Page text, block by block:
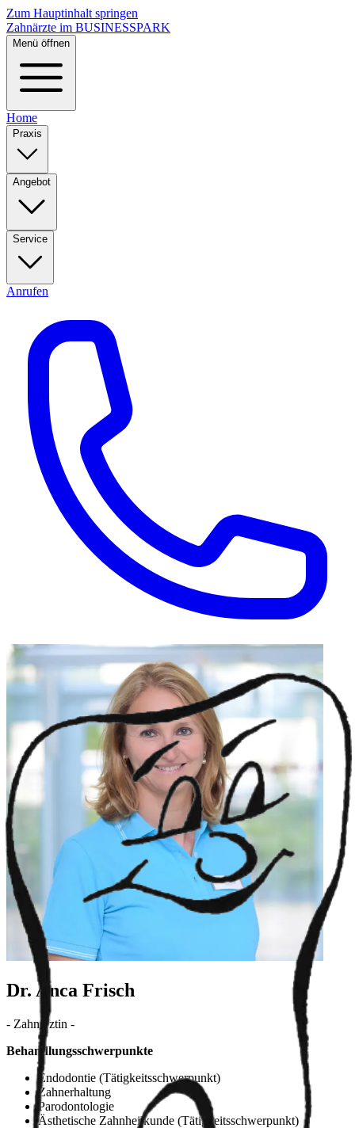
Zum Hauptinhalt springen
Zahnärzte im BUSINESSPARK
Menü öffnen
Home
Praxis
Angebot
Service
Anrufen
Dr. Anca Frisch
- Zahnärztin -
Behandlungsschwerpunkte
Endodontie (Tätigkeitsschwerpunkt)
Zahnerhaltung
Parodontologie
Ästhetische Zahnheilkunde (Tätigkeitsschwerpunkt)